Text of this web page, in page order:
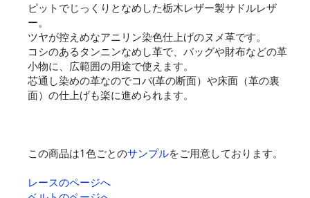
ピットでじっくりとなめした栃木レザー製サドルレザ
ー。
ツヤが控えめなアニリン染色仕上げのヌメ革です。
コシのあるタンニンなめし革で、バッグや財布などの革
小物に、広範囲の用途で使えます。
芯通し染めの革なのでコバ(革の断面）や床面（革の裏
面）の仕上げも楽に進められます。
この商品は1色ごとのサンプルをご用意しております。
レースのページへ